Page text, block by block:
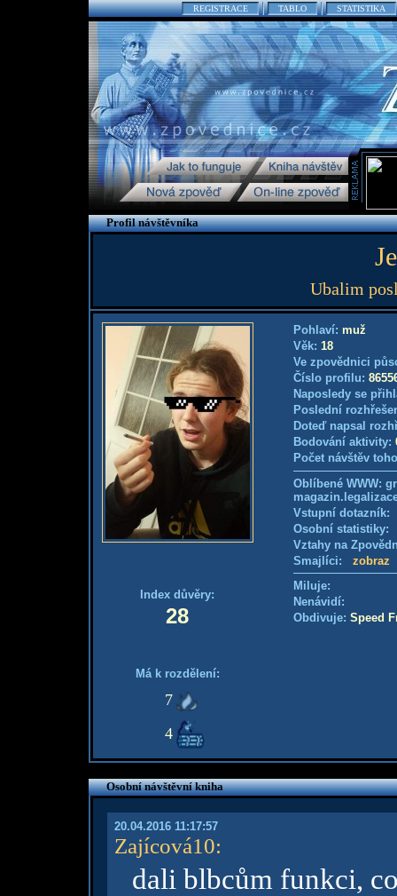
REGISTRACE TABLO STATISTIKA
Profil návštěvníka
Ubalim
Index důvěry:
28
Má k rozdělení:
7
4
Pohlaví: muž
Věk: 18
Ve zpovědnici
Číslo profilu:
Naposledy se
Poslední
Doteď napsal
Bodování aktivity:
Počet návštěv
Oblíbené WWW:
Vstupní
Osobní
Vztahy na
Smajlíci: zobraz
Miluje:
Nenávidí:
Obdivuje: Speed
Osobní návštěvní kniha
20.04.2016 11:17:57
Zajícová10:
dali blbcům funkci,